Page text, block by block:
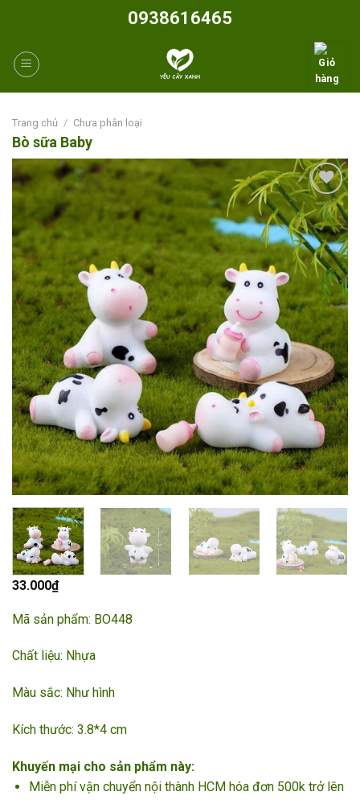
content
0938616465
Trang chủ / Chưa phân loại
Bò sữa Baby
Add to
wishlist
33.000₫
Mã sản phẩm: BO448
Chất liệu: Nhựa
Màu sắc: Như hình
Kích thước: 3.8*4 cm
Khuyến mại cho sản phẩm này:
Miễn phí vận chuyển nội thành HCM hóa đơn 500k trở lên